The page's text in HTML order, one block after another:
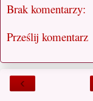
Brak komentarzy:
Prześlij komentarz
‹